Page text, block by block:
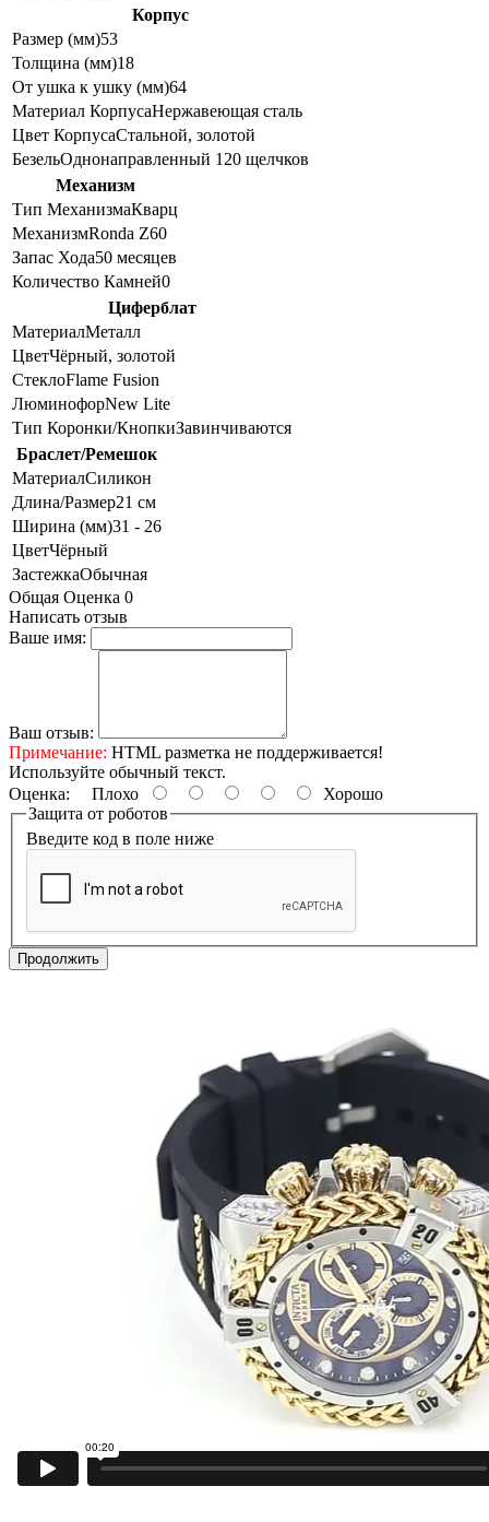
Корпус
Размер (мм)53
Толщина (мм)18
От ушка к ушку (мм)64
Материал КорпусаНержавеющая сталь
Цвет КорпусаСтальной, золотой
БезельОднонаправленный 120 щелчков
Механизм
Тип МеханизмаКварц
МеханизмRonda Z60
Запас Хода50 месяцев
Количество Камней0
Циферблат
МатериалМеталл
ЦветЧёрный, золотой
СтеклоFlame Fusion
ЛюминофорNew Lite
Тип Коронки/КнопкиЗавинчиваются
Браслет/Ремешок
МатериалСиликон
Длина/Размер21 см
Ширина (мм)31 - 26
ЦветЧёрный
ЗастежкаОбычная
Общая Оценка 0
Написать отзыв
Ваше имя:
Ваш отзыв:
Примечание: HTML разметка не поддерживается!
Используйте обычный текст.
Оценка: Плохо
Хорошо
Защита от роботов
Введите код в поле ниже
Продолжить